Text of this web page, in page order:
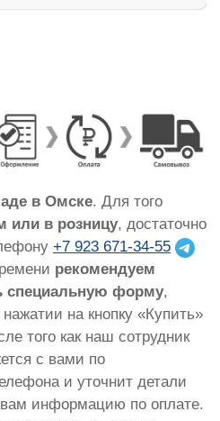
в Омске. Для того
или в розницу, достаточно
+7 923 671-34-55
рекомендуем
специальную форму,
на кнопку «Купить»
того как наш сотрудник
с вами по
и уточнит детали
вам информацию по оплате.